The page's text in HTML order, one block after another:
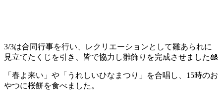
3/3は合同行事を行い、レクリエーションとして雛あられに
見立てたくじを引き、皆で協力し雛飾りを完成させました🎎
「春よ来い」や「うれしいひなまつり」を合唱し、15時のお
やつに桜餅を食べました。